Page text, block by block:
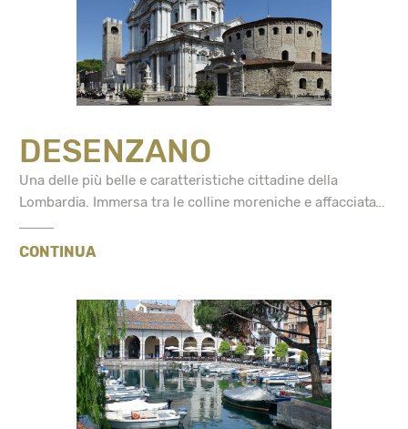
DESENZANO
Una delle più belle e caratteristiche cittadine della
Lombardia. Immersa tra le colline moreniche e affacciata...
CONTINUA